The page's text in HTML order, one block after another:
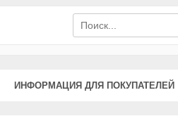
ИНФОРМАЦИЯ ДЛЯ ПОКУПАТЕЛЕЙ